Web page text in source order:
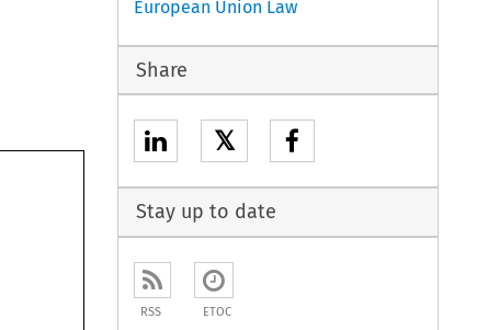
European Union Law
Share
𝕏
Stay up to date
RSS ETOC